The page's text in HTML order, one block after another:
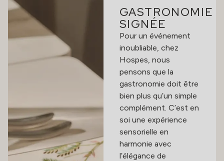
GASTRONOMIE
SIGNÉE
Pour un événement
inoubliable, chez
Hospes, nous
pensons que la
gastronomie doit être
bien plus qu’un simple
complément. C’est en
soi une expérience
sensorielle en
harmonie avec
l’élégance de